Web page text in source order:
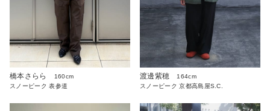
橋本さらら
160cm
スノーピーク 表参道
渡邊紫穂
164cm
スノーピーク 京都高島屋S.C.